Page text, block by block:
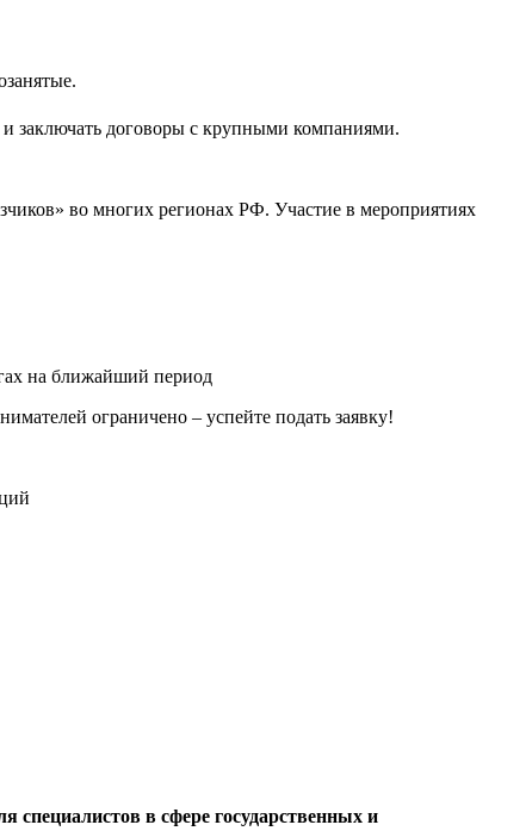
и заключать договоры с крупными компаниями.
во многих регионах РФ. Участие в мероприятиях
на ближайший период
ограничено – успейте подать заявку!
в сфере государственных и